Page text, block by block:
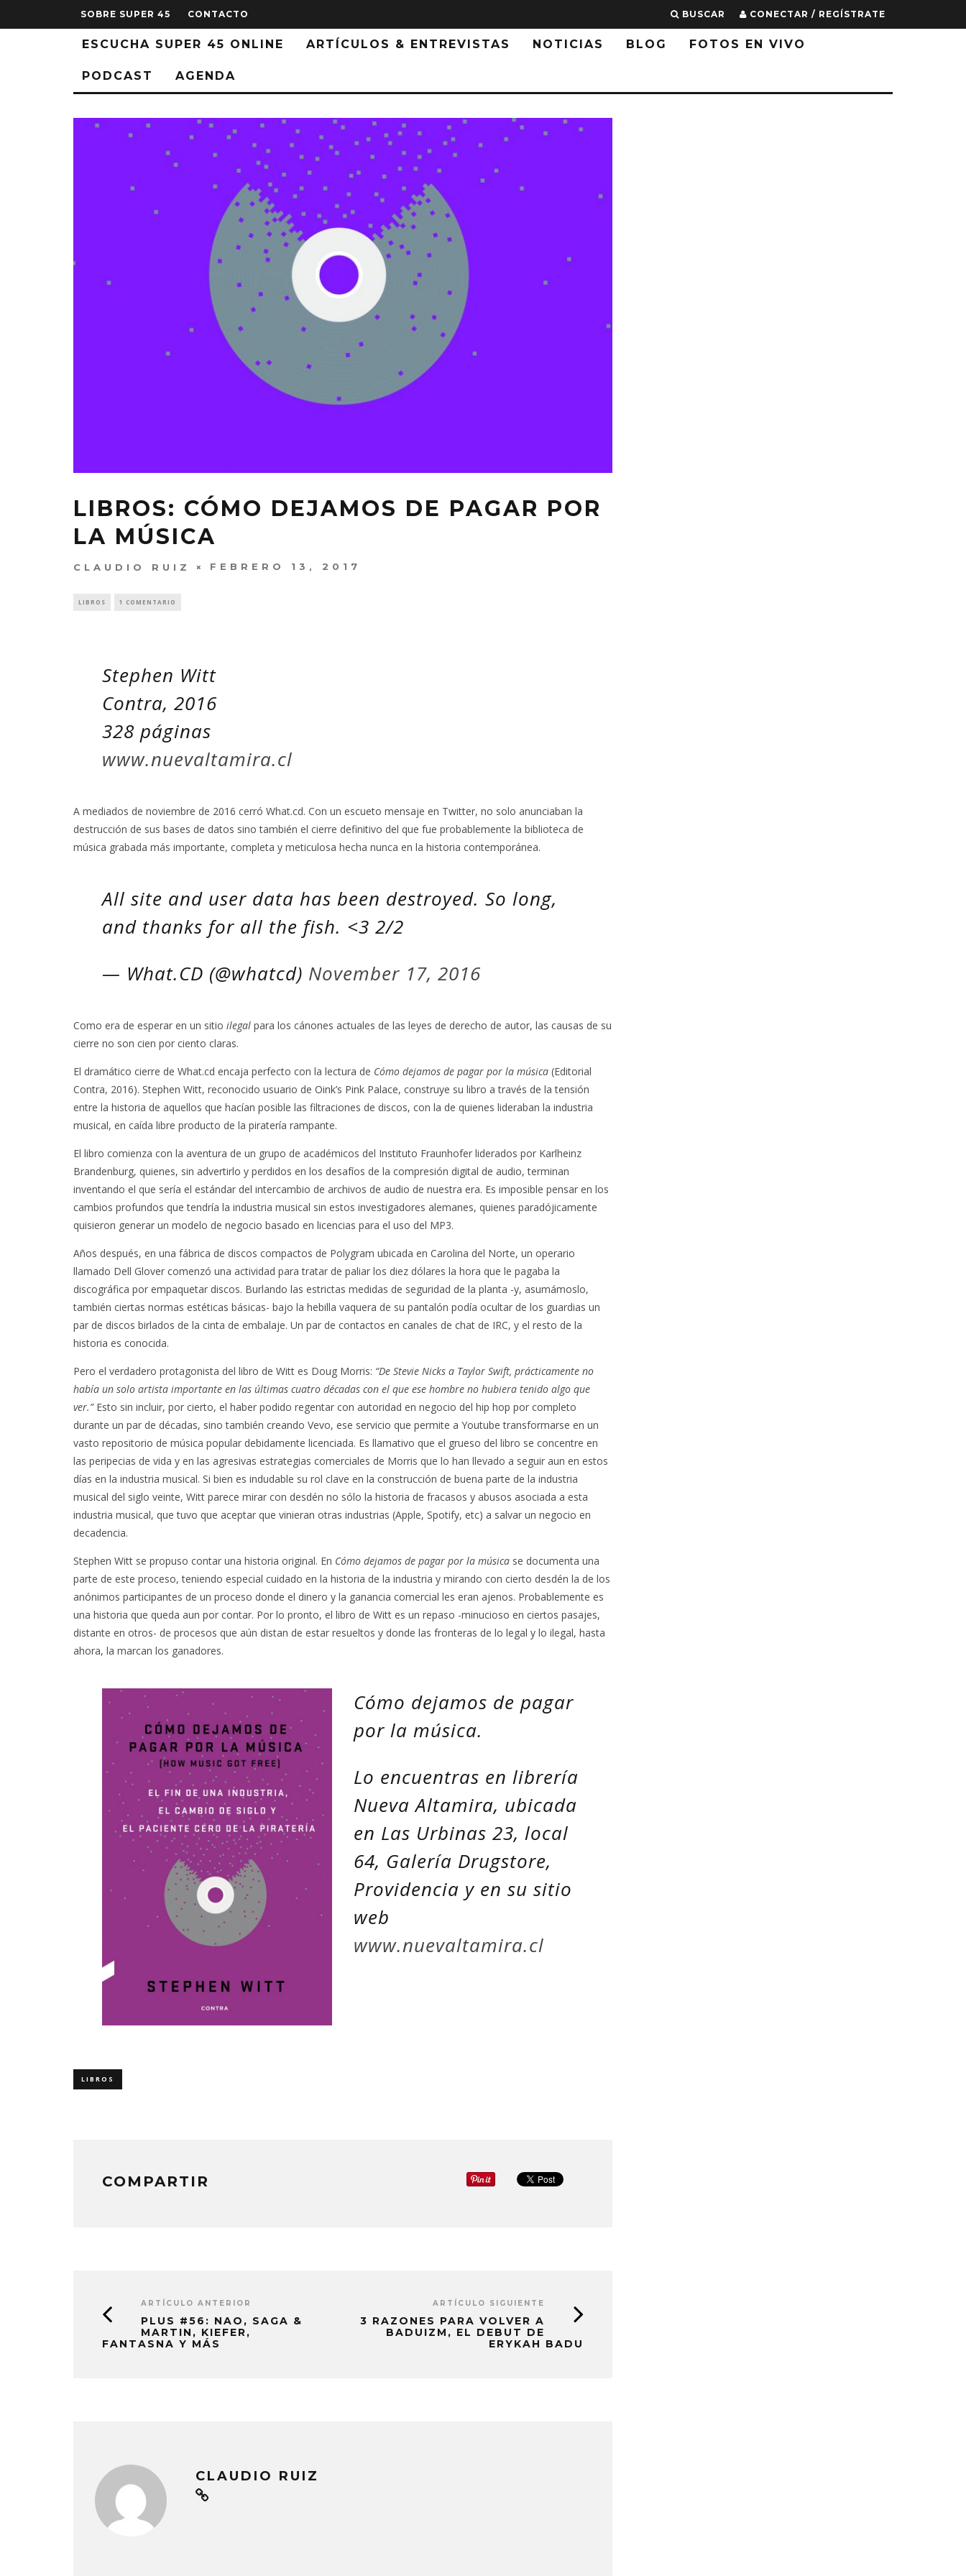
SOBRE SUPER 45 CONTACTO BUSCAR CONECTAR / REGÍSTRATE
ESCUCHA SUPER 45 ONLINE ARTÍCULOS & ENTREVISTAS NOTICIAS BLOG FOTOS EN VIVO
PODCAST AGENDA
LIBROS: CÓMO DEJAMOS DE PAGAR POR
LA MÚSICA
CLAUDIO RUIZ FEBRERO 13, 2017
LIBROS 1 COMENTARIO
Stephen Witt
Contra, 2016
328 páginas
www.nuevaltamira.cl
A mediados de noviembre de 2016 cerró What.cd. Con un escueto mensaje en Twitter, no solo anunciaban la
destrucción de sus bases de datos sino también el cierre definitivo del que fue probablemente la biblioteca de
música grabada más importante, completa y meticulosa hecha nunca en la historia contemporánea.
All site and user data has been destroyed. So long,
and thanks for all the fish. <3 2/2
— What.CD (@whatcd) November 17, 2016
Como era de esperar en un sitio ilegal para los cánones actuales de las leyes de derecho de autor, las causas de su
cierre no son cien por ciento claras.
El dramático cierre de What.cd encaja perfecto con la lectura de Cómo dejamos de pagar por la música (Editorial
Contra, 2016). Stephen Witt, reconocido usuario de Oink’s Pink Palace, construye su libro a través de la tensión
entre la historia de aquellos que hacían posible las filtraciones de discos, con la de quienes lideraban la industria
musical, en caída libre producto de la piratería rampante.
El libro comienza con la aventura de un grupo de académicos del Instituto Fraunhofer liderados por Karlheinz
Brandenburg, quienes, sin advertirlo y perdidos en los desafíos de la compresión digital de audio, terminan
inventando el que sería el estándar del intercambio de archivos de audio de nuestra era. Es imposible pensar en los
cambios profundos que tendría la industria musical sin estos investigadores alemanes, quienes paradójicamente
quisieron generar un modelo de negocio basado en licencias para el uso del MP3.
Años después, en una fábrica de discos compactos de Polygram ubicada en Carolina del Norte, un operario
llamado Dell Glover comenzó una actividad para tratar de paliar los diez dólares la hora que le pagaba la
discográfica por empaquetar discos. Burlando las estrictas medidas de seguridad de la planta -y, asumámoslo,
también ciertas normas estéticas básicas- bajo la hebilla vaquera de su pantalón podía ocultar de los guardias un
par de discos birlados de la cinta de embalaje. Un par de contactos en canales de chat de IRC, y el resto de la
historia es conocida.
Pero el verdadero protagonista del libro de Witt es Doug Morris: “De Stevie Nicks a Taylor Swift, prácticamente no
había un solo artista importante en las últimas cuatro décadas con el que ese hombre no hubiera tenido algo que
ver.”Esto sin incluir, por cierto, el haber podido regentar con autoridad en negocio del hip hop por completo
durante un par de décadas, sino también creando Vevo, ese servicio que permite a Youtube transformarse en un
vasto repositorio de música popular debidamente licenciada. Es llamativo que el grueso del libro se concentre en
las peripecias de vida y en las agresivas estrategias comerciales de Morris que lo han llevado a seguir aun en estos
días en la industria musical. Si bien es indudable su rol clave en la construcción de buena parte de la industria
musical del siglo veinte, Witt parece mirar con desdén no sólo la historia de fracasos y abusos asociada a esta
industria musical, que tuvo que aceptar que vinieran otras industrias (Apple, Spotify, etc) a salvar un negocio en
decadencia.
Stephen Witt se propuso contar una historia original. En Cómo dejamos de pagar por la música se documenta una
parte de este proceso, teniendo especial cuidado en la historia de la industria y mirando con cierto desdén la de los
anónimos participantes de un proceso donde el dinero y la ganancia comercial les eran ajenos. Probablemente es
una historia que queda aun por contar. Por lo pronto, el libro de Witt es un repaso -minucioso en ciertos pasajes,
distante en otros- de procesos que aún distan de estar resueltos y donde las fronteras de lo legal y lo ilegal, hasta
ahora, la marcan los ganadores.
Cómo dejamos de pagar
por la música.
Lo encuentras en librería
Nueva Altamira, ubicada
en Las Urbinas 23, local
64, Galería Drugstore,
Providencia y en su sitio
web
www.nuevaltamira.cl
LIBROS
COMPARTIR
ARTÍCULO ANTERIOR
PLUS #56: NAO, SAGA &
MARTIN, KIEFER,
FANTASNA Y MÁS
ARTÍCULO SIGUIENTE
3 RAZONES PARA VOLVER A
BADUIZM, EL DEBUT DE
ERYKAH BADU
CLAUDIO RUIZ